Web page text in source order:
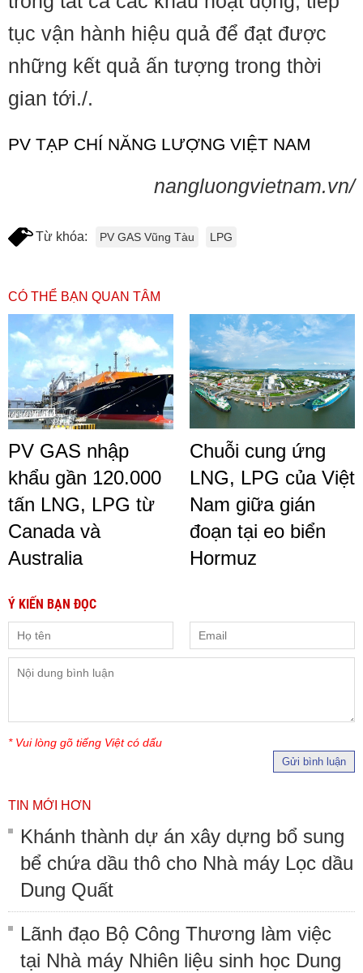
tục vận hành hiệu quả để đạt được
những kết quả ấn tượng trong thời
gian tới./.
PV TẠP CHÍ NĂNG LƯỢNG VIỆT NAM
nangluongvietnam.vn/
Từ khóa: PV GAS Vũng Tàu LPG
CÓ THỂ BẠN QUAN TÂM
PV GAS nhập
khẩu gần 120.000
tấn LNG, LPG từ
Canada và
Australia
Chuỗi cung ứng
LNG, LPG của Việt
Nam giữa gián
đoạn tại eo biển
Hormuz
Ý KIẾN BẠN ĐỌC
* Vui lòng gõ tiếng Việt có dấu
Gửi bình luận
TIN MỚI HƠN
Khánh thành dự án xây dựng bổ sung
bể chứa dầu thô cho Nhà máy Lọc dầu
Dung Quất
Lãnh đạo Bộ Công Thương làm việc
tại Nhà máy Nhiên liệu sinh học Dung